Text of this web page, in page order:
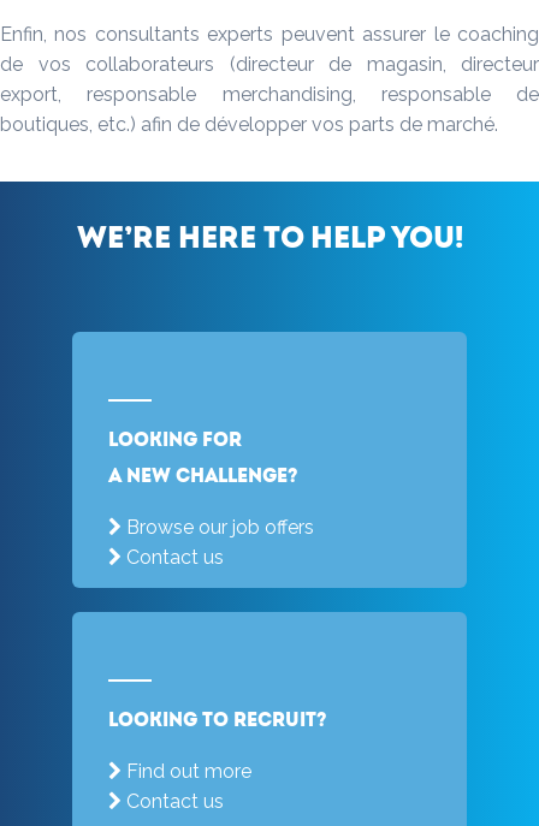
Enfin, nos consultants experts peuvent assurer le coaching
de vos collaborateurs (directeur de magasin, directeur
export, responsable merchandising, responsable de
boutiques, etc.) afin de développer vos parts de marché.
We’re here to help you!
Looking for
a new challenge?
Browse our job offers
Contact us
Looking to recruit?
Find out more
Contact us